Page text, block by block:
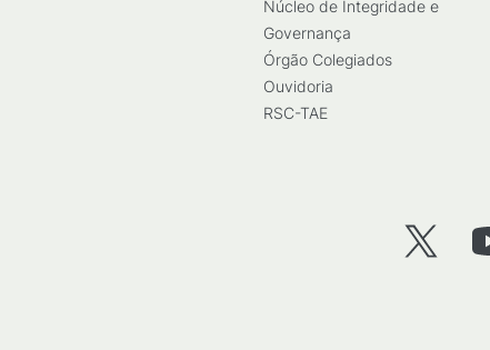
Núcleo de Integridade e
Governança
Órgão Colegiados
Ouvidoria
RSC-TAE